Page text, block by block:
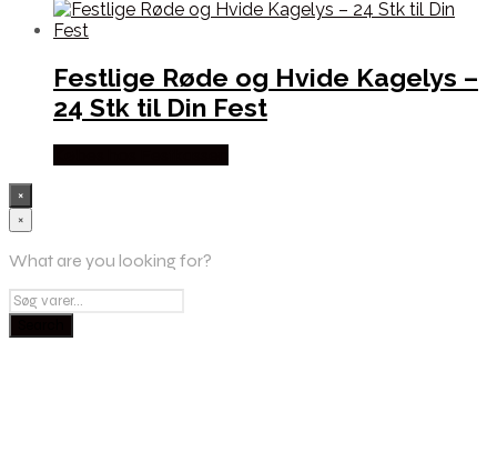
Festlige Røde og Hvide Kagelys –
24 Stk til Din Fest
×
×
What are you looking for?